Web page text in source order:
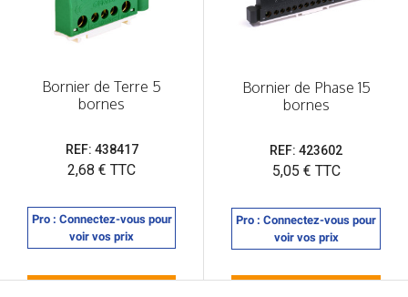
Bornier de Terre 5
bornes
REF: 438417
Prix
2,68 € TTC
Pro : Connectez-vous pour
voir vos prix
Bornier de Phase 15
bornes
REF: 423602
Prix
5,05 € TTC
Pro : Connectez-vous pour
voir vos prix